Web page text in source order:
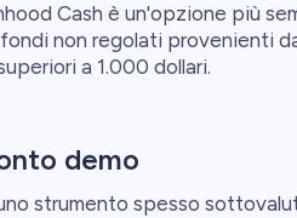
Cash è un'opzione più
non regolati provenienti
a 1.000 dollari.
demo
strumento spesso